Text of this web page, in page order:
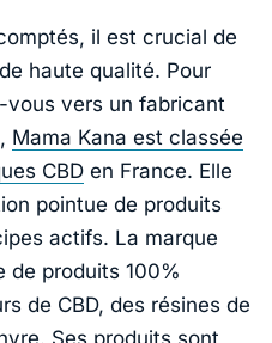
il est crucial de
haute qualité. Pour
vers un fabricant
Mama Kana est classée
CBD en France. Elle
pointue de produits
actifs. La marque
de produits 100%
de CBD, des résines de
Ses produits sont